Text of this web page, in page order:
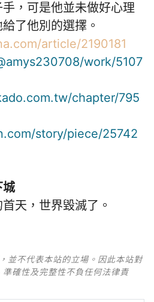
，可是他並未做好心理
了他別的選擇。
article/2190181
work/5107
chapter/795
story/piece/25742
城
天，世界毀滅了。
並不代表本站的立場。因此本站對
確性及完整性不負任何法律責